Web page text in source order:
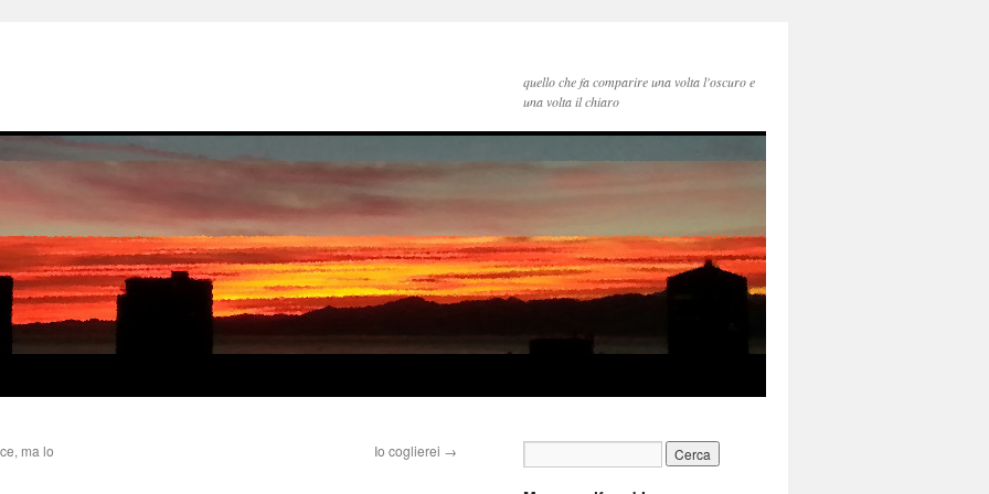
quello che fa comparire una volta l'oscuro e
una volta il chiaro
ma lo
Io coglierei →